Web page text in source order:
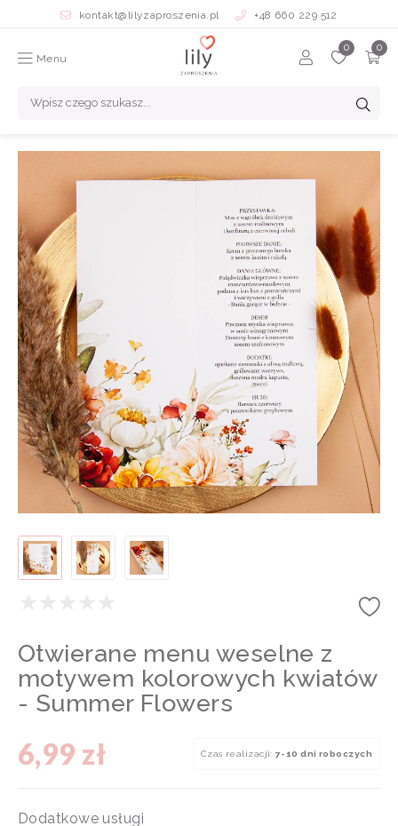
kontakt@lilyzaproszenia.pl +48 660 229 512
Menu
Otwierane menu weselne z
motywem kolorowych kwiatów
- Summer Flowers
6,99 zł Czas realizacji: 7-10 dni roboczych
Dodatkowe usługi